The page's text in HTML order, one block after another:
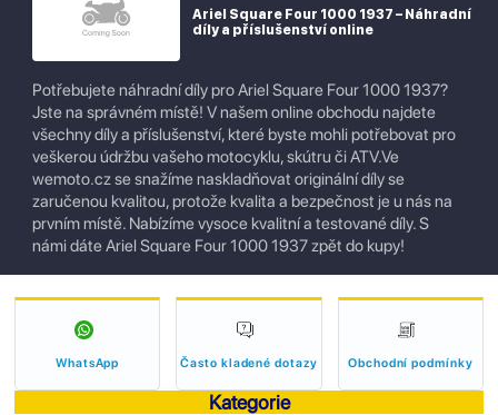
Ariel Square Four 1000 1937 – Náhradní
díly a příslušenství online
Potřebujete náhradní díly pro Ariel Square Four 1000 1937?
Jste na správném místě! V našem online obchodu najdete
všechny díly a příslušenství, které byste mohli potřebovat pro
veškerou údržbu vašeho motocyklu, skútru či ATV.Ve
wemoto.cz se snažíme naskladňovat originální díly se
zaručenou kvalitou, protože kvalita a bezpečnost je u nás na
prvním místě. Nabízíme vysoce kvalitní a testované díly. S
námi dáte Ariel Square Four 1000 1937 zpět do kupy!
WhatsApp Často kladené dotazy Obchodní podmínky
Kategorie